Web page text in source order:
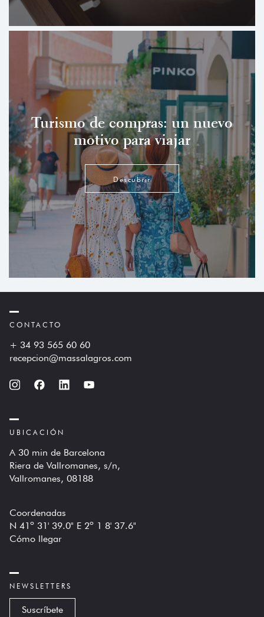
Turismo de compras: un nuevo
motivo para viajar
Descubrir
CONTACTO
+ 34 93 565 60 60
recepcion@massalagros.com
UBICACIÓN
A 30 min de Barcelona
Riera de Vallromanes, s/n,
Vallromanes, 08188
Coordenadas
N 41º 31' 39.0" E 2º 1 8' 37.6"
Cómo llegar
NEWSLETTERS
Suscríbete